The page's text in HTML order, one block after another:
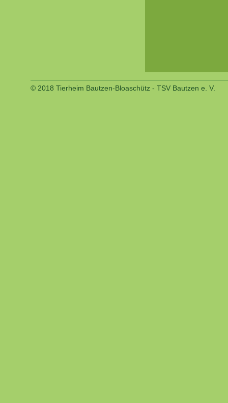
© 2018 Tierheim Bautzen-Bloaschütz - TSV Bautzen e. V.